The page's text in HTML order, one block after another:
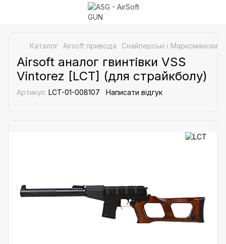
Каталог Airsoft привода Снайперські і Марксманские
Airsoft аналог гвинтівки VSS
Vintorez [LCT] (для страйкболу)
Артикул: LCT-01-008107 Написати відгук